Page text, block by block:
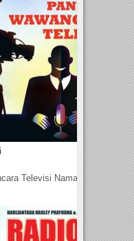
Televisi Nama